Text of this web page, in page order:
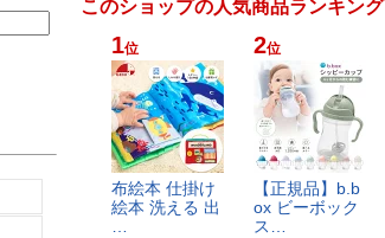
このショップの人気商品ランキング
1位
布​絵​本​ ​仕​掛​け​
絵​本​ ​洗​え​る​ ​出​
2位
【​正​規​品​】​b​.​b​
o​x​ ​ビ​ー​ボ​ッ​ク​
ス​…